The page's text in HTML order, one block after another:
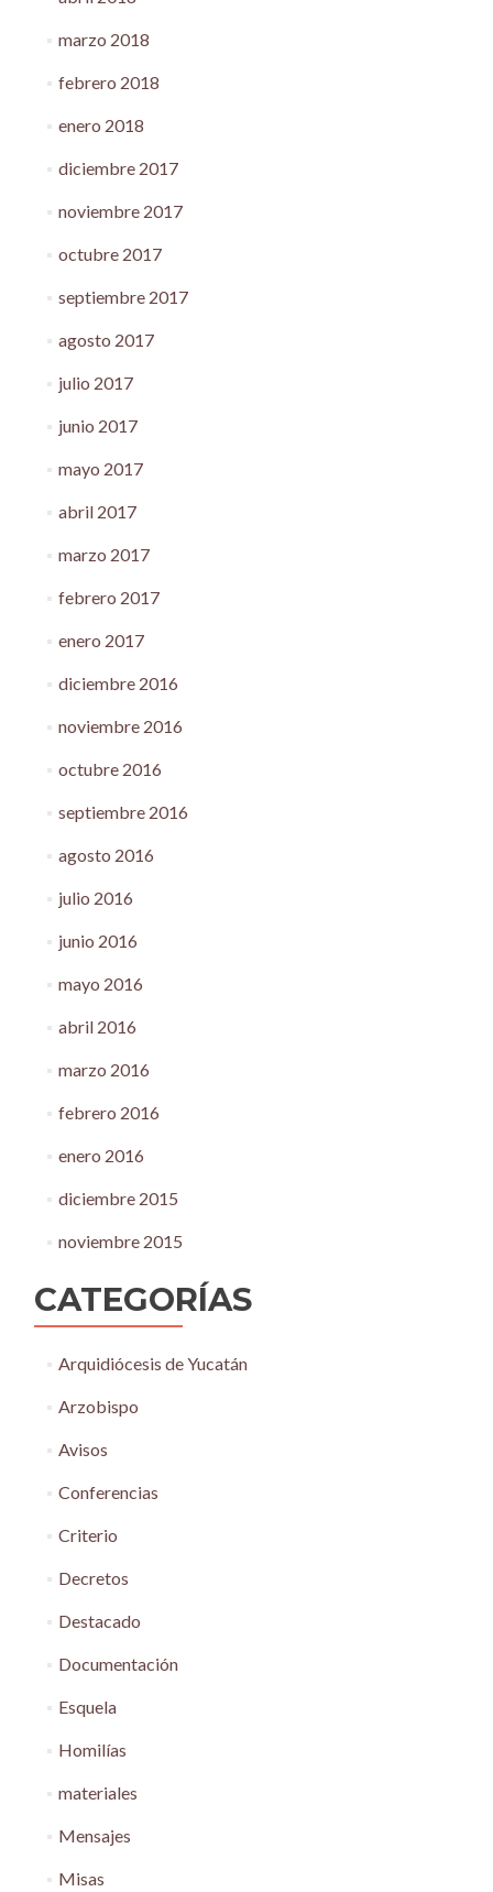
marzo 2018
febrero 2018
enero 2018
diciembre 2017
noviembre 2017
octubre 2017
septiembre 2017
agosto 2017
julio 2017
junio 2017
mayo 2017
abril 2017
marzo 2017
febrero 2017
enero 2017
diciembre 2016
noviembre 2016
octubre 2016
septiembre 2016
agosto 2016
julio 2016
junio 2016
mayo 2016
abril 2016
marzo 2016
febrero 2016
enero 2016
diciembre 2015
noviembre 2015
CATEGORÍAS
Arquidiócesis de Yucatán
Arzobispo
Avisos
Conferencias
Criterio
Decretos
Destacado
Documentación
Esquela
Homilías
materiales
Mensajes
Misas